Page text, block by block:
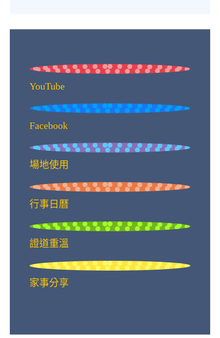
YouTube
Facebook
場地使用
行事日曆
證道重溫
家事分享